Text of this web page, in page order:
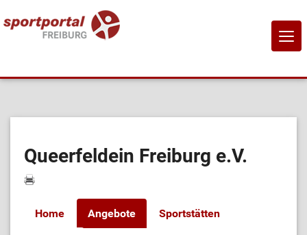
Sportanbietende
Sportstätten
Queerfeldein Freiburg e.V.
Home Angebote Sportstätten